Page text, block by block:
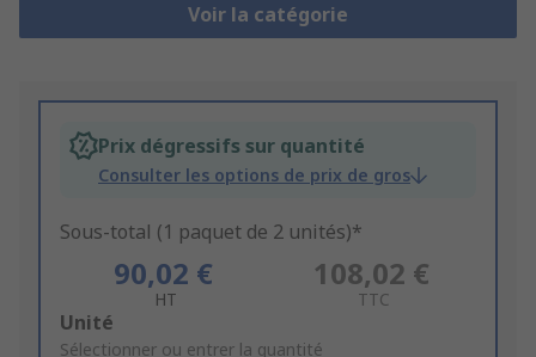
Voir la catégorie
Prix dégressifs sur quantité
Consulter les options de prix de gros
Sous-total (1 paquet de 2 unités)*
90,02 €
HT
108,02 €
TTC
Add
to
Unité
Sélectionner ou entrer la quantité